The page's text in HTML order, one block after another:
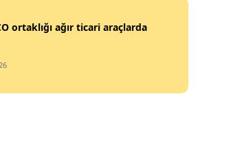
ortaklığı ağır ticari araçlarda